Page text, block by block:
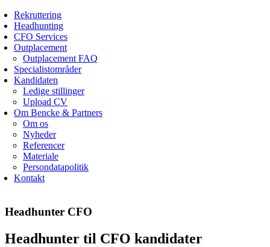
Rekruttering
Headhunting
CFO Services
Outplacement
Outplacement FAQ
Specialistområder
Kandidaten
Ledige stillinger
Upload CV
Om Bencke & Partners
Om os
Nyheder
Referencer
Materiale
Persondatapolitik
Kontakt
Headhunter CFO
Headhunter til CFO kandidater